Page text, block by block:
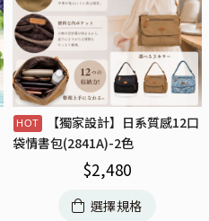
【獨家設計】日系質感12口
袋情書包(2841A)-2色
$2,480
選擇規格